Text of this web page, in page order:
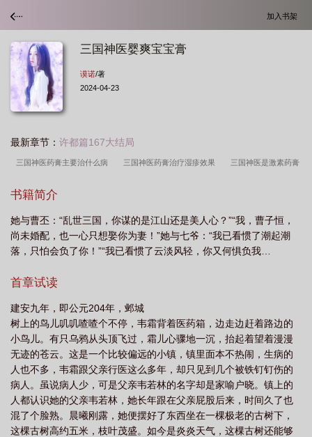
加入书架
三国神医婴爽宝宝膏
谟诺/著
2024-04-23
最新章节： 许都篇167大结局
三国神医药膏主要治什么病 三国神医药膏治疗湿疹效果 三国神医是激素药膏
国神医抑菌膏可以涂私处吗
痘痘吗 三国神医抑菌乳膏有什么功效 三国神医抑菌膏的主治功能主治 三国
神医抑菌乳膏可以涂下面吗 三国神医抑菌乳膏孕妇可以用不 三国神医抑菌
功能 三国神医鼻通灵喷剂说明书
宝膏含激素吗 三国神医抑菌乳膏能抹在阴部吗
吗 三国神医痔疮膏效果怎么样 三国神医有副作用吗 三国神医是正规药膏
吗 三国神医是谁 三国神医抑菌乳膏功能主治 三国神医药膏孕妇可以用
吗 三国神医的功效 三国神医抑菌膏的作用 三国神医痔疮膏 三国神医的
主治功能 三国神医抑菌乳膏含激素吗 三国神医抑菌膏的作用与功效 三国神
医乳膏的功效 三国神医能治脚气吗 三国神医药膏能治皮肤过敏吗 三国神医
软膏起什么作用 三国神医药膏多少钱一盒 三国神医婴爽宝宝膏可以治湿疹
书籍简介
她与曹丕：“乱世三国，你谋的是江山还是美人心？”“我，曹子恒，
尚未婚配，也一心只想娶你为妻！”她与七爷：“我已看惯了潮起潮
落，只怕会负了你！”“我已看惯了云淡风轻，你又何惧负我…
首章试读
建安九年，即公元204年，邺城
树上的鸟儿叽叽喳喳个不停，韦霜背着医药箱，边走边赶着路边的
小鸟儿。有只乌鸦从头顶飞过，霜儿心骤地一沉，抬起着望着漫漫
无迹的苍云。这是一个比较偏远的小镇，镇里面本不热闹，生病的
人也不多，韦霜跟父亲行医这么多年，却只见到几个被铁钉钉伤的
病人。虽说病人少，可是父亲韦若林的名字却是家喻户晓。镇上的
人都认识她的父亲韦若林，她长年跟在父亲屁股后来，时间久了也
混了个脸熟。晨曦刚露，她便摆好了东西坐在一棵极老的古树下，
这棵古树高约五米，枝叶茂盛。如今是炎炎天气，这棵古树还能够